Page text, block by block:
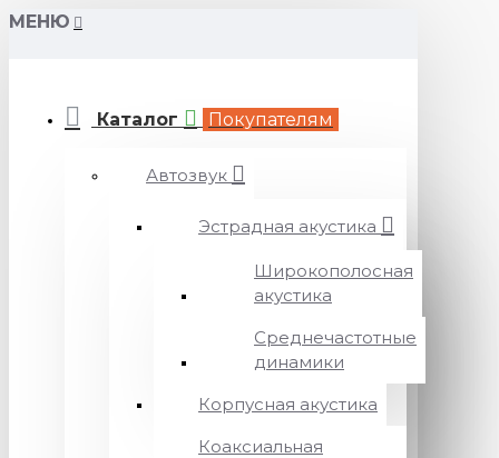
МЕНЮ
Каталог Покупателям
Автозвук
Эстрадная акустика
Широкополосная
акустика
Среднечастотные
динамики
Корпусная акустика
Коаксиальная